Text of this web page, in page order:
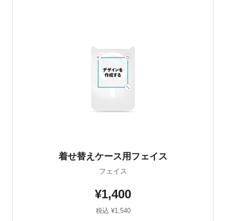
着せ替えケース用フェイス
フェイス
¥1,400
税込 ¥1,540